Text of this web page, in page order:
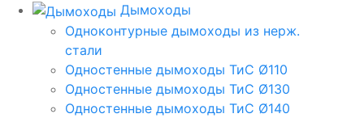
Дымоходы
Одноконтурные дымоходы из нерж.
стали
Одностенные дымоходы ТиС Ø110
Одностенные дымоходы ТиС Ø130
Одностенные дымоходы ТиС Ø140